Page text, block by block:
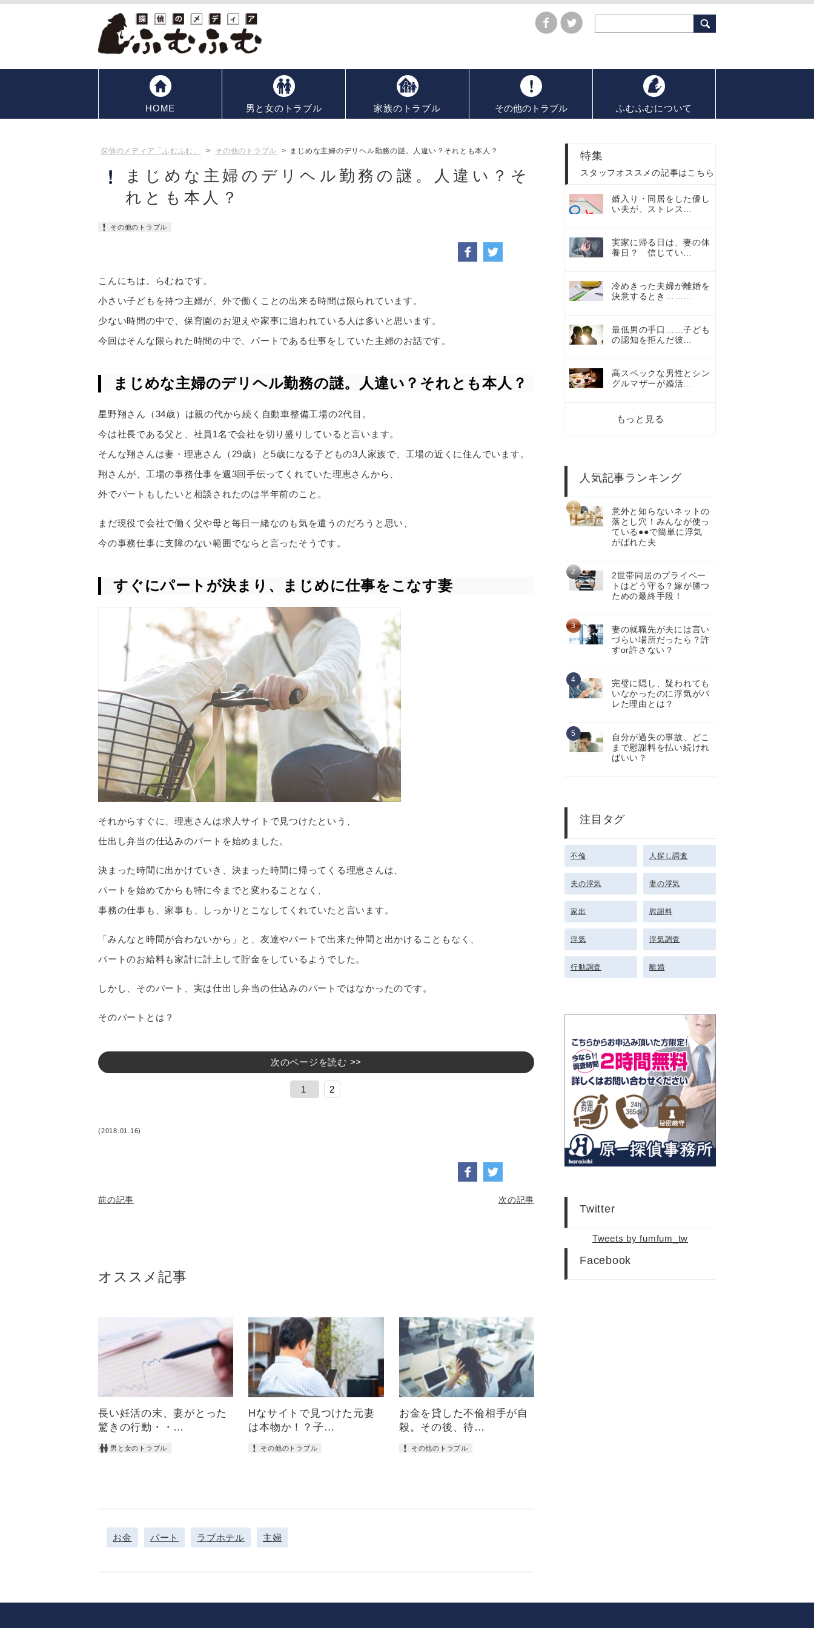
HOME 男と女のトラブル 家族のトラブル その他のトラブル ふむふむについて
探偵のメディア「ふむふむ」 > その他のトラブル > まじめな主婦のデリヘル勤務の謎。人違い？それとも本人？
まじめな主婦のデリヘル勤務の謎。人違い？そ
れとも本人？
その他のトラブル
こんにちは。らむねです。
小さい子どもを持つ主婦が、外で働くことの出来る時間は限られています。
少ない時間の中で、保育園のお迎えや家事に追われている人は多いと思います。
今回はそんな限られた時間の中で、パートである仕事をしていた主婦のお話です。
まじめな主婦のデリヘル勤務の謎。人違い？それとも本人？
星野翔さん（34歳）は親の代から続く自動車整備工場の2代目。
今は社長である父と、社員1名で会社を切り盛りしていると言います。
そんな翔さんは妻・理恵さん（29歳）と5歳になる子どもの3人家族で、工場の近くに住んでいます。
翔さんが、工場の事務仕事を週3回手伝ってくれていた理恵さんから、
外でパートもしたいと相談されたのは半年前のこと。
まだ現役で会社で働く父や母と毎日一緒なのも気を遣うのだろうと思い、
今の事務仕事に支障のない範囲でならと言ったそうです。
すぐにパートが決まり、まじめに仕事をこなす妻
それからすぐに、理恵さんは求人サイトで見つけたという、
仕出し弁当の仕込みのパートを始めました。
決まった時間に出かけていき、決まった時間に帰ってくる理恵さんは、
パートを始めてからも特に今までと変わることなく、
事務の仕事も、家事も、しっかりとこなしてくれていたと言います。
「みんなと時間が合わないから」と、友達やパートで出来た仲間と出かけることもなく、
パートのお給料も家計に計上して貯金をしているようでした。
しかし、そのパート、実は仕出し弁当の仕込みのパートではなかったのです。
そのパートとは？
次のページを読む >>
1 2
(2018.01.16)
前の記事 次の記事
オススメ記事
長い妊活の末、妻がとった
驚きの行動・・…
男と女のトラブル
Hなサイトで見つけた元妻
は本物か！？子…
その他のトラブル
お金を貸した不倫相手が自
殺。その後、待…
その他のトラブル
お金 パート ラブホテル 主婦
特集
スタッフオススメの記事はこちら
婿入り・同居をした優し
い夫が、ストレス…
実家に帰る日は、妻の休
養日？ 信じてい…
冷めきった夫婦が離婚を
決意するとき………
最低男の手口……子ども
の認知を拒んだ彼…
高スペックな男性とシン
グルマザーが婚活…
もっと見る
人気記事ランキング
意外と知らないネットの
落とし穴！みんなが使っ
ている●●で簡単に浮気
がばれた夫
2世帯同居のプライベー
トはどう守る？嫁が勝つ
ための最終手段！
妻の就職先が夫には言い
づらい場所だったら？許
すor許さない？
完璧に隠し、疑われても
いなかったのに浮気がバ
レた理由とは？
自分が過失の事故、どこ
まで慰謝料を払い続けれ
ばいい？
注目タグ
不倫 人探し調査
夫の浮気 妻の浮気
家出 慰謝料
浮気 浮気調査
行動調査 離婚
Twitter
Tweets by fumfum_tw
Facebook